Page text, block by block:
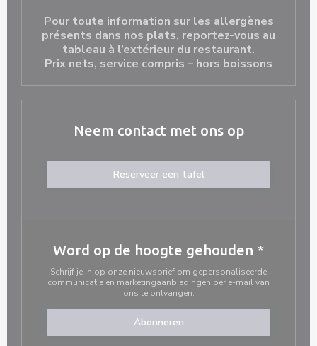
Pour toute information sur les allergènes
présents dans nos plats, reportez-vous au
tableau à l’extérieur du restaurant.
Prix nets, service compris – hors boissons
Neem contact met ons op
Reserveer een tafel
Word op de hoogte gehouden *
Schrijf je in op onze nieuwsbrief om gepersonaliseerde
communicatie en marketingaanbiedingen per e-mail van
ons te ontvangen.
Abonneren